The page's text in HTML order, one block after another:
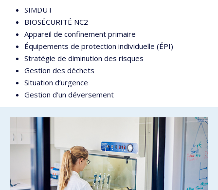
SIMDUT
BIOSÉCURITÉ NC2
Appareil de confinement primaire
Équipements de protection individuelle (ÉPI)
Stratégie de diminution des risques
Gestion des déchets
Situation d’urgence
Gestion d’un déversement